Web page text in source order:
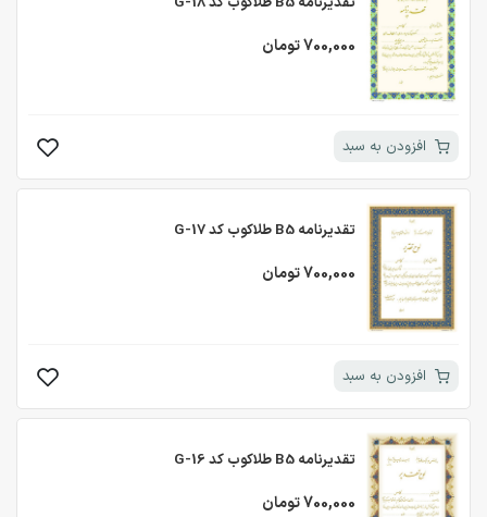
700,000 تومان
افزودن به سبد
تقدیرنامه B5 طلاکوب کد G-17
700,000 تومان
افزودن به سبد
تقدیرنامه B5 طلاکوب کد G-16
700,000 تومان